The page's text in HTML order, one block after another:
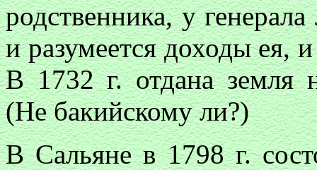
родственника, у
и разумеется доходы ея,
В 1732 г. отдана земля
(Не бакийскому ли?)
В Сальяне в 1798 г.